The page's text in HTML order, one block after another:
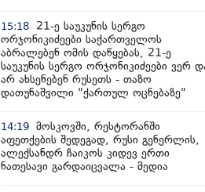
15:18
21-ე საუკუნის სერგო
ორჯონიკიძეები საქართველოს
აბრალებენ ომის დაწყებას, 21-ე
საუკუნის სერგო ორჯონიკიძეები ვერ
არ ახსენებენ რუსეთს - თაზო
დათუნაშვილი "ქართულ ოცნებაზე"
14:19 მოსკოვში, რესტორანში
აფეთქების შედეგად, რუსი გენერლის,
ალექსანდრ ჩაიკოს კიდევ ერთი
ნათესავი გარდაიცვალა - მედია